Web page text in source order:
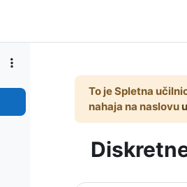
To je Spletna
nahaja na naslovu